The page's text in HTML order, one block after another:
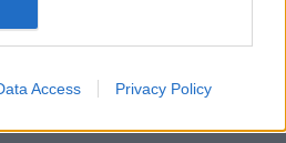
Access Privacy Policy
αναζητήσεις με
διορθωθεί το πρόβλημα,
τον browser.